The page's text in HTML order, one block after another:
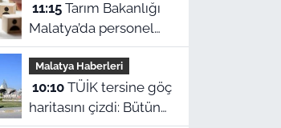
11:15Tarım Bakanlığı
Malatya’da personel
alıyor: Başvurularda
son gün bugün!
Malatya Haberleri
10:10TÜİK tersine göç
haritasını çizdi: Bütün